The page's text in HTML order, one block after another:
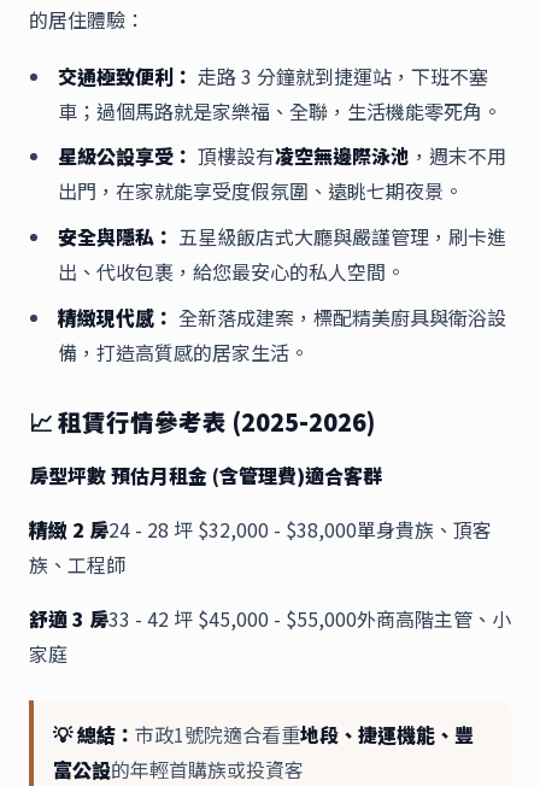
的居住體驗：
交通極致便利： 走路 3 分鐘就到捷運站，下班不塞
車；過個馬路就是家樂福、全聯，生活機能零死角。
星級公設享受： 頂樓設有凌空無邊際泳池 ，週末不用
出門，在家就能享受度假氛圍、遠眺七期夜景。
安全與隱私： 五星級飯店式大廳與嚴謹管理，刷卡進
出、代收包裹，給您最安心的私人空間。
精緻現代感： 全新落成建案，標配精美廚具與衛浴設
備，打造高質感的居家生活。
📈 租賃行情參考表 (2025-2026)
房型坪數 預估月租金 (含管理費)適合客群
精緻 2 房24 - 28 坪 $32,000 - $38,000單身貴族、頂客
族、工程師
舒適 3 房33 - 42 坪 $45,000 - $55,000外商高階主管、小
家庭
💡 總結： 市政1號院適合看重地段、捷運機能、豐
富公設的年輕首購族或投資客